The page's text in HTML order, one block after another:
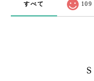
すべて 109